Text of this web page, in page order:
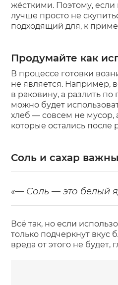
жёсткими. Поэтому,
лучше просто не
подходящий для, к
Продумайте как
В процессе готовки
не является. Например,
в раковину, а разлить
можно будет
хлеб — совсем не мусор,
которые остались после
Соль и сахар
«— Соль — это белый
Всё так, но если
только подчеркнут вкус
вреда от этого не будет,